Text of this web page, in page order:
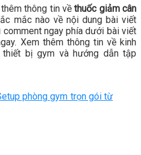
thông tin vềthuốc giảm cân
mắc nào về nội dung bài viết
ngay phía dưới bài viết
Xem thêm thông tin về kinh
bị gym và hướng dẫn tập
phòng gym trọn gói từ